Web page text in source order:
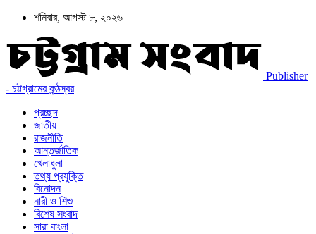
শনিবার, আগস্ট ৮, ২০২৬
Publisher
- চট্টগ্রামের কন্ঠস্বর
প্রচ্ছদ
জাতীয়
রাজনীতি
আন্তর্জাতিক
খেলাধুলা
তথ্য প্রযুক্তি
বিনোদন
নারী ও শিশু
বিশেষ সংবাদ
সারা বাংলা